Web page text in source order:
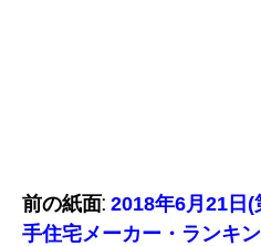
前の紙面: 2018年6月21日
手住宅メーカー・ランキ